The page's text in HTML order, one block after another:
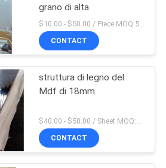
grano di alta
CONTACT
struttura di legno del
Mdf di 18mm
$40.00 - $50.00 / Sheet MOQ:50 strato/strati
CONTACT